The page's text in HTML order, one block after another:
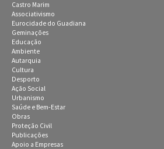
Castro Marim
Associativismo
Eurocidade do Guadiana
Geminações
Educação
Ambiente
Autarquia
Cultura
Desporto
Ação Social
Urbanismo
Saúde e Bem-Estar
Obras
Proteção Civil
Publicações
Apoio a Empresas